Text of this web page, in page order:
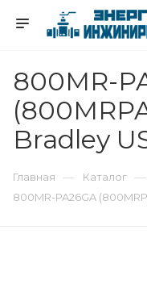
800MR-
Bradley
Главная — Каталог —
800MR-PA26GA